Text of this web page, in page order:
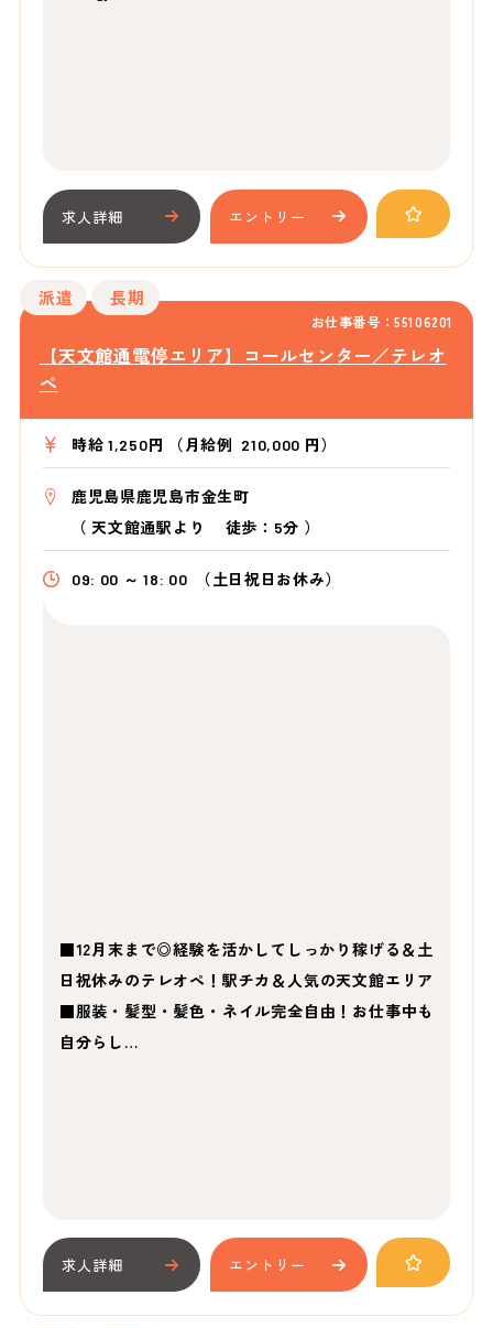
求人詳細 エントリー
お仕事番号：55106201
派遣 長期
【天文館通電停エリア】コールセンター／テレオ
ペ
時給 1,250円 （月給例 210,000 円）
鹿児島県鹿児島市金生町
（ 天文館通駅より 徒歩：5分 ）
09: 00 ～ 18: 00 （土日祝日お休み）
■12月末まで◎経験を活かしてしっかり稼げる＆土
日祝休みのテレオペ！駅チカ＆人気の天文館エリア
■服装・髪型・髪色・ネイル完全自由！お仕事中も
自分らし…
求人詳細 エントリー